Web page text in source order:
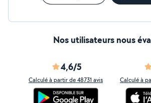
Nos utilisateurs nous
4,6/5
Calculé à partir de 48731 avis Calculé à